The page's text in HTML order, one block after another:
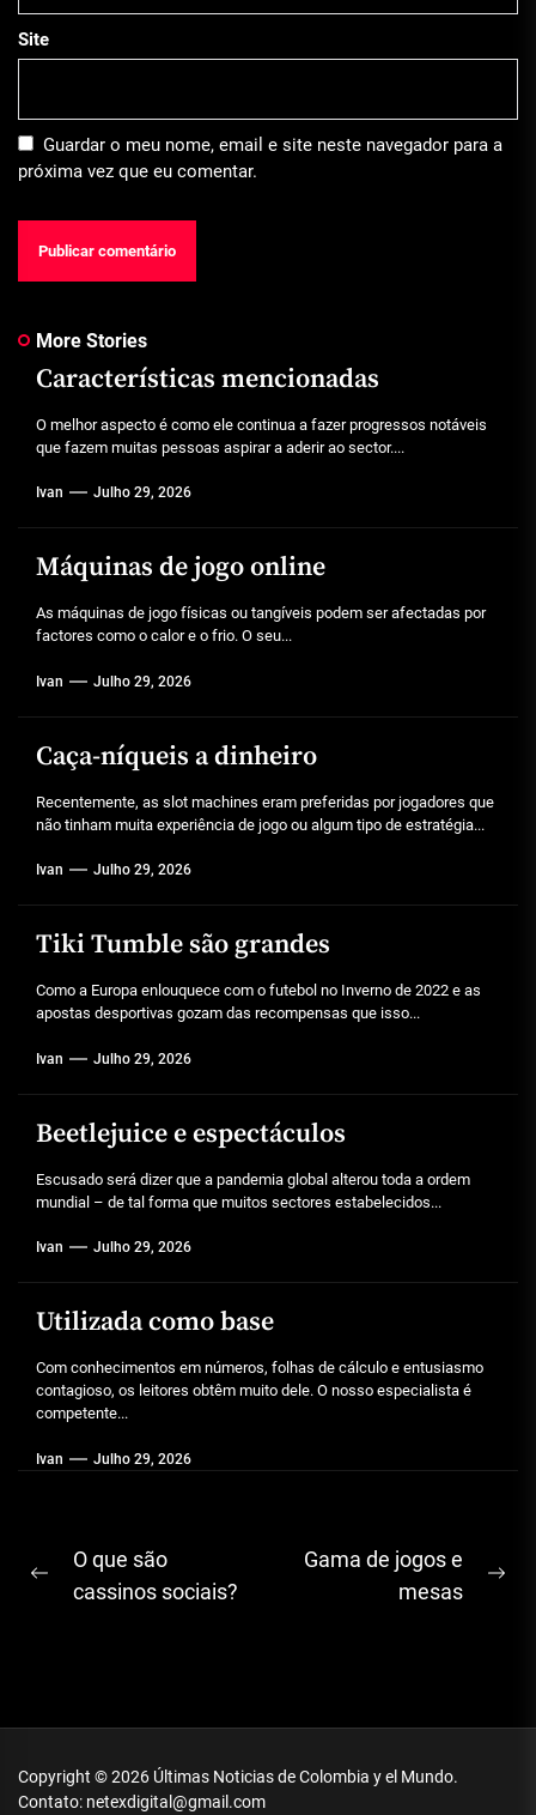
Site
Guardar o meu nome, email e site neste navegador para a
próxima vez que eu comentar.
More Stories
Características mencionadas
O melhor aspecto é como ele continua a fazer progressos notáveis
que fazem muitas pessoas aspirar a aderir ao sector....
Ivan Julho 29, 2026
Máquinas de jogo online
As máquinas de jogo físicas ou tangíveis podem ser afectadas por
factores como o calor e o frio. O seu...
Ivan Julho 29, 2026
Caça-níqueis a dinheiro
Recentemente, as slot machines eram preferidas por jogadores que
não tinham muita experiência de jogo ou algum tipo de estratégia...
Ivan Julho 29, 2026
Tiki Tumble são grandes
Como a Europa enlouquece com o futebol no Inverno de 2022 e as
apostas desportivas gozam das recompensas que isso...
Ivan Julho 29, 2026
Beetlejuice e espectáculos
Escusado será dizer que a pandemia global alterou toda a ordem
mundial – de tal forma que muitos sectores estabelecidos...
Ivan Julho 29, 2026
Utilizada como base
Com conhecimentos em números, folhas de cálculo e entusiasmo
contagioso, os leitores obtêm muito dele. O nosso especialista é
competente...
Ivan Julho 29, 2026
Navegação
Previous
O que são
cassinos sociais?
Gama de jogos e
mesas
Copyright © 2026 Últimas Noticias de Colombia y el Mundo.
Contato: netexdigital@gmail.com